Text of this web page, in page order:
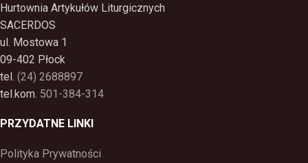
Hurtownia Artykułów Liturgicznych
SACERDOS
ul. Mostowa 1
09-402 Płock
tel. (24) 2688897
tel.kom. 501-384-314
PRZYDATNE LINKI
Polityka Prywatności